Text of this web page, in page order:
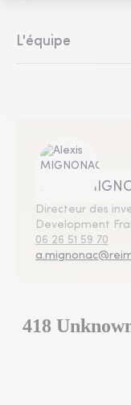
L'équipe
Alexis
Directeur des
Development
06 26 51 59 70